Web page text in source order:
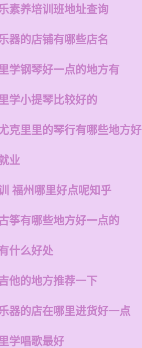
素养培训班地址查询
器的店铺有哪些店名
学钢琴好一点的地方有
学小提琴比较好的
克里里的琴行有哪些地方好
业
福州哪里好点呢知乎
筝有哪些地方好一点的
什么好处
他的地方推荐一下
器的店在哪里进货好一点
学唱歌最好